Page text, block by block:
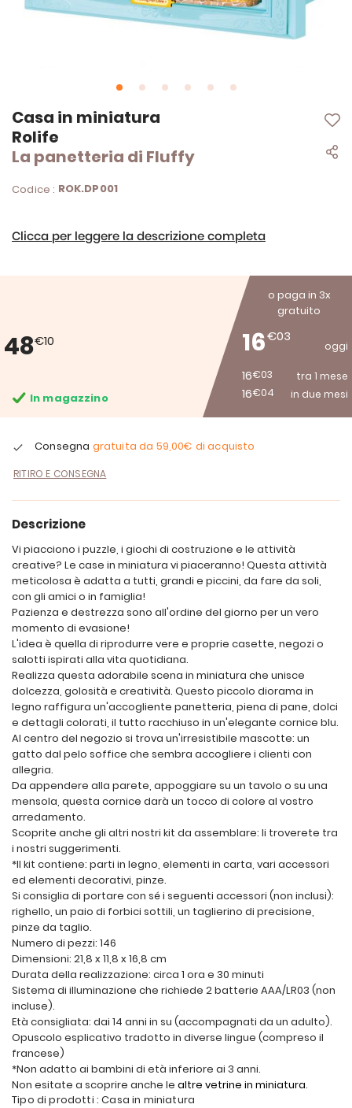
Casa in miniatura
Rolife
La panetteria di Fluffy
Codice : ROK.DP001
Clicca per leggere la descrizione completa
48€10
o paga in 3x
gratuito
16€03
oggi
16€03 tra 1 mese
16€04 in due mesi
In magazzino
Consegna gratuita da 59,00€ di acquisto
RITIRO E CONSEGNA
Vai
all'inizio
della
galleria
immagini
Descrizione
Vi piacciono i puzzle, i giochi di costruzione e le attività
creative? Le case in miniatura vi piaceranno! Questa attività
meticolosa è adatta a tutti, grandi e piccini, da fare da soli,
con gli amici o in famiglia!
Pazienza e destrezza sono all'ordine del giorno per un vero
momento di evasione!
L'idea è quella di riprodurre vere e proprie casette, negozi o
salotti ispirati alla vita quotidiana.
Realizza questa adorabile scena in miniatura che unisce
dolcezza, golosità e creatività. Questo piccolo diorama in
legno raffigura un'accogliente panetteria, piena di pane, dolci
e dettagli colorati, il tutto racchiuso in un'elegante cornice blu.
Al centro del negozio si trova un'irresistibile mascotte: un
gatto dal pelo soffice che sembra accogliere i clienti con
allegria.
Da appendere alla parete, appoggiare su un tavolo o su una
mensola, questa cornice darà un tocco di colore al vostro
arredamento.
Scoprite anche gli altri nostri kit da assemblare: li troverete tra
i nostri suggerimenti.
*Il kit contiene: parti in legno, elementi in carta, vari accessori
ed elementi decorativi, pinze.
Si consiglia di portare con sé i seguenti accessori (non inclusi):
righello, un paio di forbici sottili, un taglierino di precisione,
pinze da taglio.
Numero di pezzi: 146
Dimensioni: 21,8 x 11,8 x 16,8 cm
Durata della realizzazione: circa 1 ora e 30 minuti
Sistema di illuminazione che richiede 2 batterie AAA/LR03 (non
incluse).
Età consigliata: dai 14 anni in su (accompagnati da un adulto).
Opuscolo esplicativo tradotto in diverse lingue (compreso il
francese)
*Non adatto ai bambini di età inferiore ai 3 anni.
Non esitate a scoprire anche le altre vetrine in miniatura.
Tipo di prodotti : Casa in miniatura